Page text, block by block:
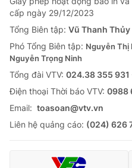
cấp ngày 29/12/2023
Tổng Biên tập: Vũ Thanh Thủy
Phó Tổng Biên tập: Nguyễn Thị
Nguyễn Trọng Ninh
Tổng đài VTV: 024.38 355
Ðiện thoại Thời báo VTV: 0988
Email: toasoan@vtv.vn
Liên hệ quảng cáo: (024) 626